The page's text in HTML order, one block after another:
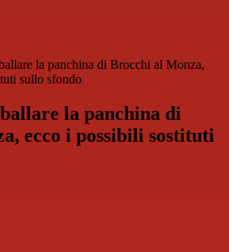
la panchina di Brocchi al Monza,
sullo sfondo
la panchina di
ecco i possibili sostituti